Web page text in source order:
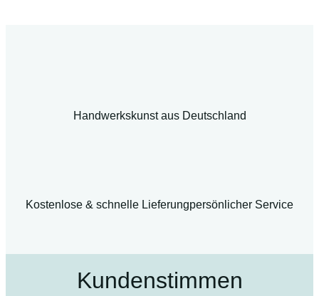
Handwerkskunst aus Deutschland
Kostenlose & schnelle Lieferungpersönlicher Service
Kundenstimmen